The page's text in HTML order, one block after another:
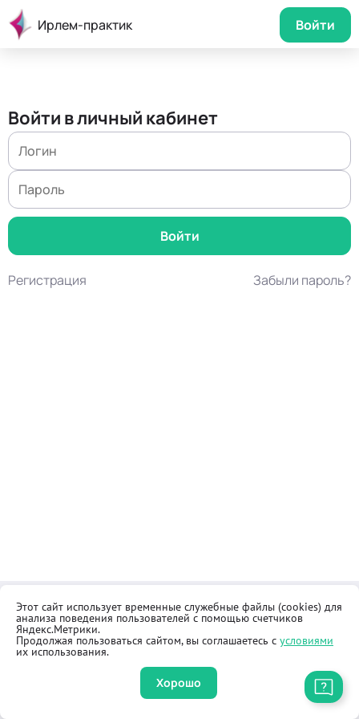
Ирлем-практик Войти
Войти в личный кабинет
Регистрация Забыли пароль?
Контакты
Как купить
Общественная приёмная
Реквизиты
Оферта
Правила продажи товаров
Этот сайт использует временные служебные файлы (cookies) для
анализа поведения пользователей с помощью счетчиков
Яндекс.Метрики.
Продолжая пользоваться сайтом, вы соглашаетесь с условиями
их использования.
Хорошо